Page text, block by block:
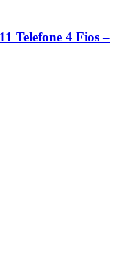
Telefone 4 Fios –